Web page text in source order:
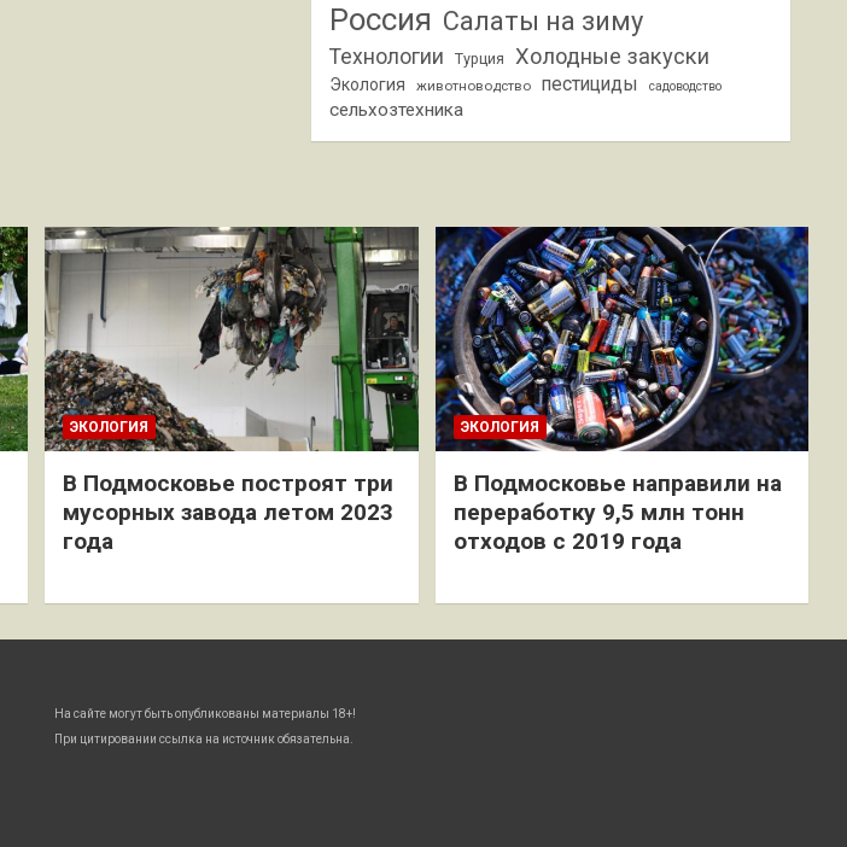
Россия Салаты на зиму
Технологии Турция Холодные закуски
Экология животноводство пестициды садоводство
сельхозтехника
ЭКОЛОГИЯ
В Подмосковье построят три
мусорных завода летом 2023
года
ЭКОЛОГИЯ
В Подмосковье направили на
переработку 9,5 млн тонн
отходов с 2019 года
На сайте могут быть опубликованы материалы 18+!
При цитировании ссылка на источник обязательна.